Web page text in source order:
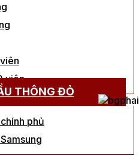
viên
THÔNG ĐỎ
phủ